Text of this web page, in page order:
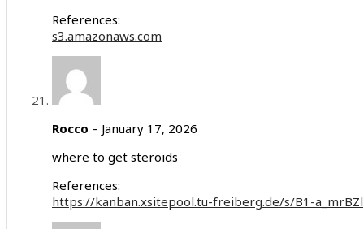
References:
s3.amazonaws.com
Rocco – January 17, 2026
where to get steroids
References:
https://kanban.xsitepool.tu-freiberg.de/s/B1-a_mrBZl